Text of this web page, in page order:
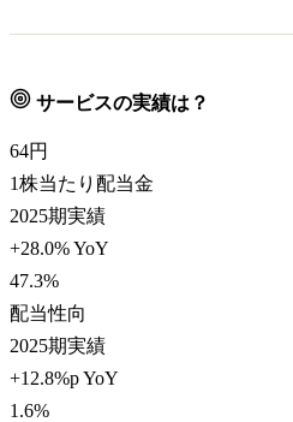
サービスの実績は？
64円
1株当たり配当金
2025期実績
+28.0% YoY
47.3%
配当性向
2025期実績
+12.8%p YoY
1.6%